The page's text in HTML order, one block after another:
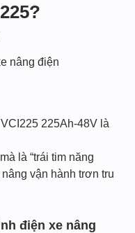
nâng điện
225Ah-48V là
là “trái tim năng
vận hành trơn tru
điện xe nâng